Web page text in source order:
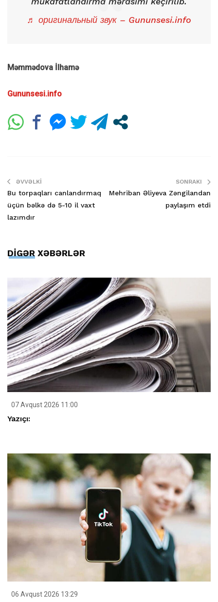
♬ оригинальный звук – Gununsesi.info
Məmmədova İlhamə
Gununsesi.info
ƏVVƏLKI
Bu torpaqları canlandırmaq
üçün bəlkə də 5-10 il vaxt
lazımdır
SONRAKI
Mehriban Əliyeva Zəngilandan
paylaşım etdi
DİGƏR XƏBƏRLƏR
07 Avqust 2026 11:00
Yazıçı:
06 Avqust 2026 13:29